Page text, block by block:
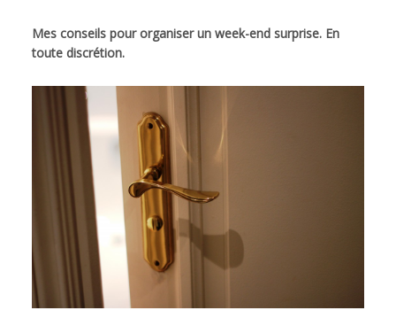
Mes conseils pour organiser un week-end surprise. En
toute discrétion.